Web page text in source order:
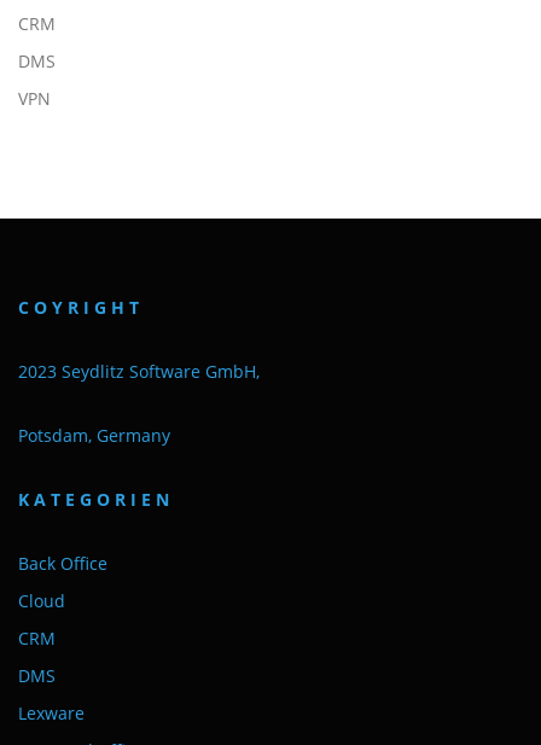
CRM
DMS
VPN
C O Y R I G H T
2023 Seydlitz Software GmbH,
Potsdam, Germany
K A T E G O R I E N
Back Office
Cloud
CRM
DMS
Lexware